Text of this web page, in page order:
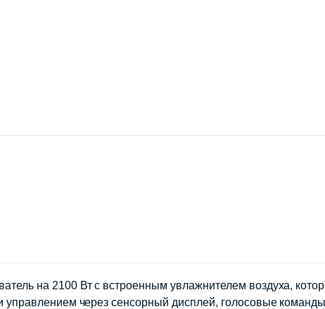
на 2100 Вт с встроенным увлажнителем воздуха,
через сенсорный дисплей, голосовые